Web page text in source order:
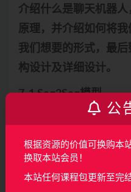
介绍什么是聊天机器
原理，并介绍如何将
我们想要的形式，最
构设计及详细设计。
7-1 Seq2Seq模型
7-2 Seq2Seq模型(注意
7-4 聊天机器人模型（2
第8章 聊天机器人训练
公
根据资源的价值可换购本
换取本站会员！
本站任何课程包更新至完结